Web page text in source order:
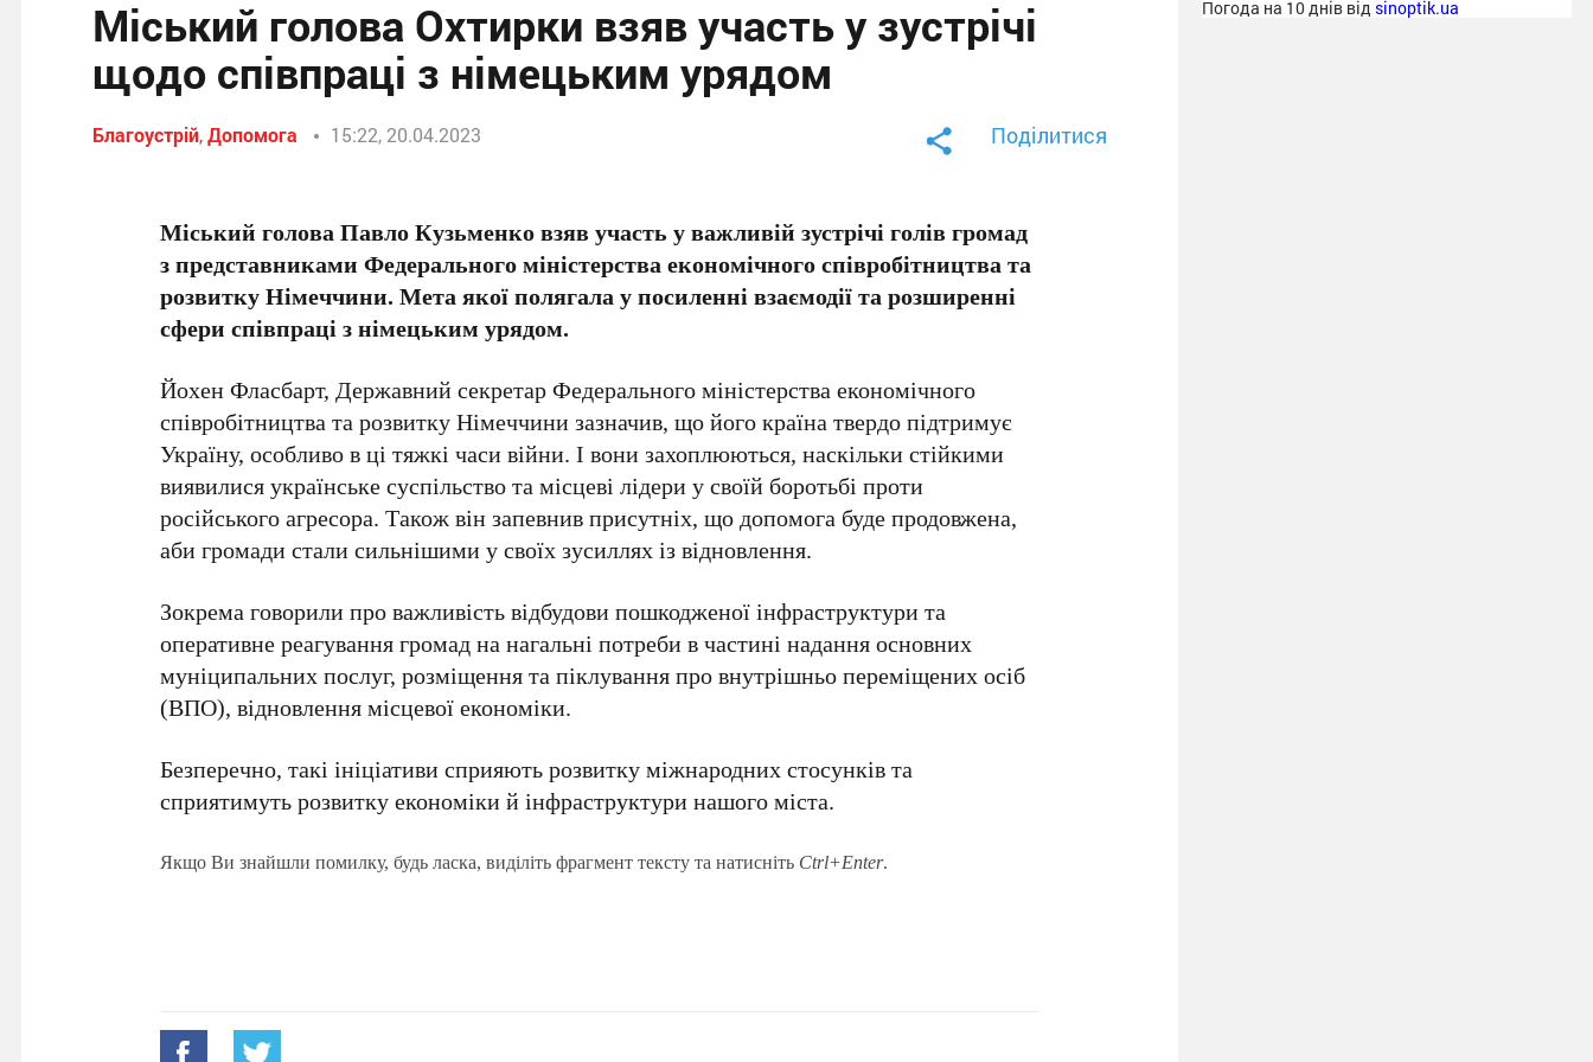
Міський голова Охтирки взяв участь у зустрічі
щодо співпраці з німецьким урядом
Благоустрій,Допомога 15:22, 20.04.2023 Поділитися
Міський голова Павло Кузьменко взяв участь у важливій зустрічі голів громад
з представниками Федерального міністерства економічного співробітництва та
розвитку Німеччини. Мета якої полягала у посиленні взаємодії та розширенні
сфери співпраці з німецьким урядом.
Йохен Фласбарт, Державний секретар Федерального міністерства економічного
співробітництва та розвитку Німеччини зазначив, що його країна твердо підтримує
Україну, особливо в ці тяжкі часи війни. І вони захоплюються, наскільки стійкими
виявилися українське суспільство та місцеві лідери у своїй боротьбі проти
російського агресора. Також він запевнив присутніх, що допомога буде продовжена,
аби громади стали сильнішими у своїх зусиллях із відновлення.
Зокрема говорили про важливість відбудови пошкодженої інфраструктури та
оперативне реагування громад на нагальні потреби в частині надання основних
муніципальних послуг, розміщення та піклування про внутрішньо переміщених осіб
(ВПО), відновлення місцевої економіки.
Безперечно, такі ініціативи сприяють розвитку міжнародних стосунків та
сприятимуть розвитку економіки й інфраструктури нашого міста.
Якщо Ви знайшли помилку, будь ласка, виділіть фрагмент тексту та натисніть Ctrl+Enter.
Погода на 10 днів від sinoptik.ua